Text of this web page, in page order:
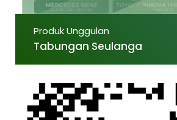
Produk Unggulan
Tabungan Seulanga